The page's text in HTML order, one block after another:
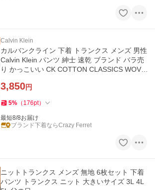
Calvin Klein
カルバンクライン 下着 トランクス メンズ 男性
Calvin Klein パンツ 紳士 速乾 ブランド バラ売
り かっこいい CK COTTON CLASSICS WOVA
3,850円
5% （ 176pt）
最短8/8お届け
ブランド下着ならCrazy Ferret
ニットトランクス メンズ 無地 6枚セット 下着
パンツ トランクス ニット 大きいサイズ 3L 4L